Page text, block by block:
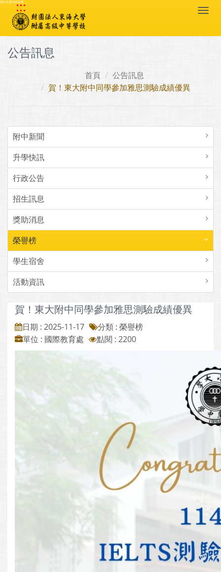
跳到主要內容區塊
:::
公告訊息
首頁
公告訊息
賀！東大附中同學參加雅思測驗成績優異
附中新聞
升學快訊
行政公告
招生訊息
獎助消息
榮譽榜
學生宿舍
活動資訊
賀！東大附中同學參加雅思測驗成績優異
日期 : 2025-11-17
分類 : 榮譽榜
單位 : 國際教育處
點閱 : 2200